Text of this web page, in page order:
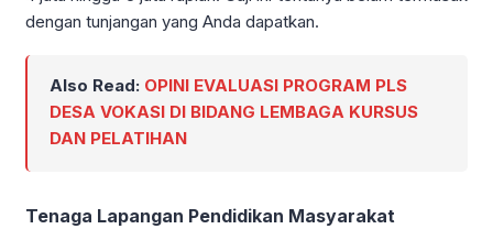
dengan tunjangan yang Anda dapatkan.
Also Read: OPINI EVALUASI PROGRAM PLS
DESA VOKASI DI BIDANG LEMBAGA KURSUS
DAN PELATIHAN
Tenaga Lapangan Pendidikan Masyarakat